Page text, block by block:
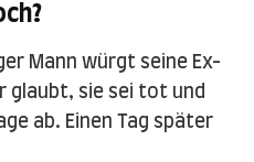
Mann würgt seine Ex-
glaubt, sie sei tot und
ab. Einen Tag später